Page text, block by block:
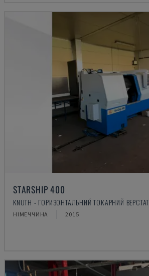
STARSHIP 400
KNUTH - ГОРИЗОНТАЛЬНИЙ ТОКАРНИЙ ВЕРСТАТ
НІМЕЧЧИНА 2015